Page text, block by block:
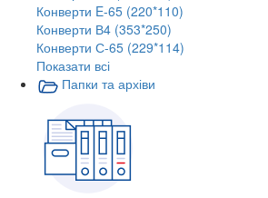
Конверти E-65 (220*110)
Конверти В4 (353*250)
Конверти С-65 (229*114)
Показати всі
Папки та архіви